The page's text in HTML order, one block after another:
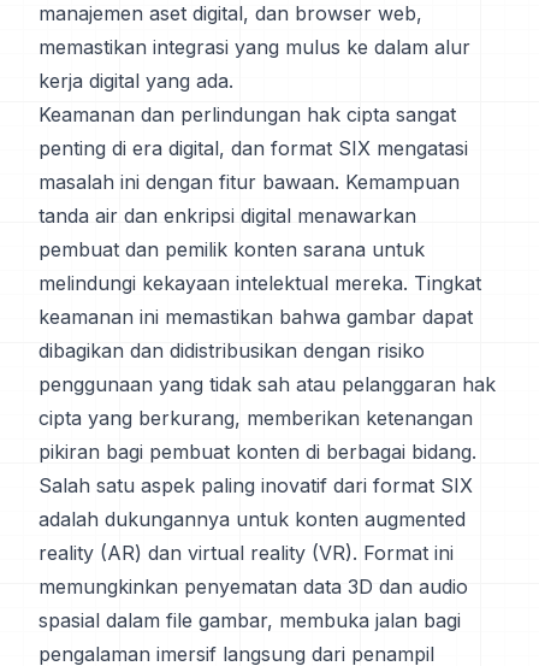
manajemen aset digital, dan browser web,
memastikan integrasi yang mulus ke dalam alur
kerja digital yang ada.
Keamanan dan perlindungan hak cipta sangat
penting di era digital, dan format SIX mengatasi
masalah ini dengan fitur bawaan. Kemampuan
tanda air dan enkripsi digital menawarkan
pembuat dan pemilik konten sarana untuk
melindungi kekayaan intelektual mereka. Tingkat
keamanan ini memastikan bahwa gambar dapat
dibagikan dan didistribusikan dengan risiko
penggunaan yang tidak sah atau pelanggaran hak
cipta yang berkurang, memberikan ketenangan
pikiran bagi pembuat konten di berbagai bidang.
Salah satu aspek paling inovatif dari format SIX
adalah dukungannya untuk konten augmented
reality (AR) dan virtual reality (VR). Format ini
memungkinkan penyematan data 3D dan audio
spasial dalam file gambar, membuka jalan bagi
pengalaman imersif langsung dari penampil